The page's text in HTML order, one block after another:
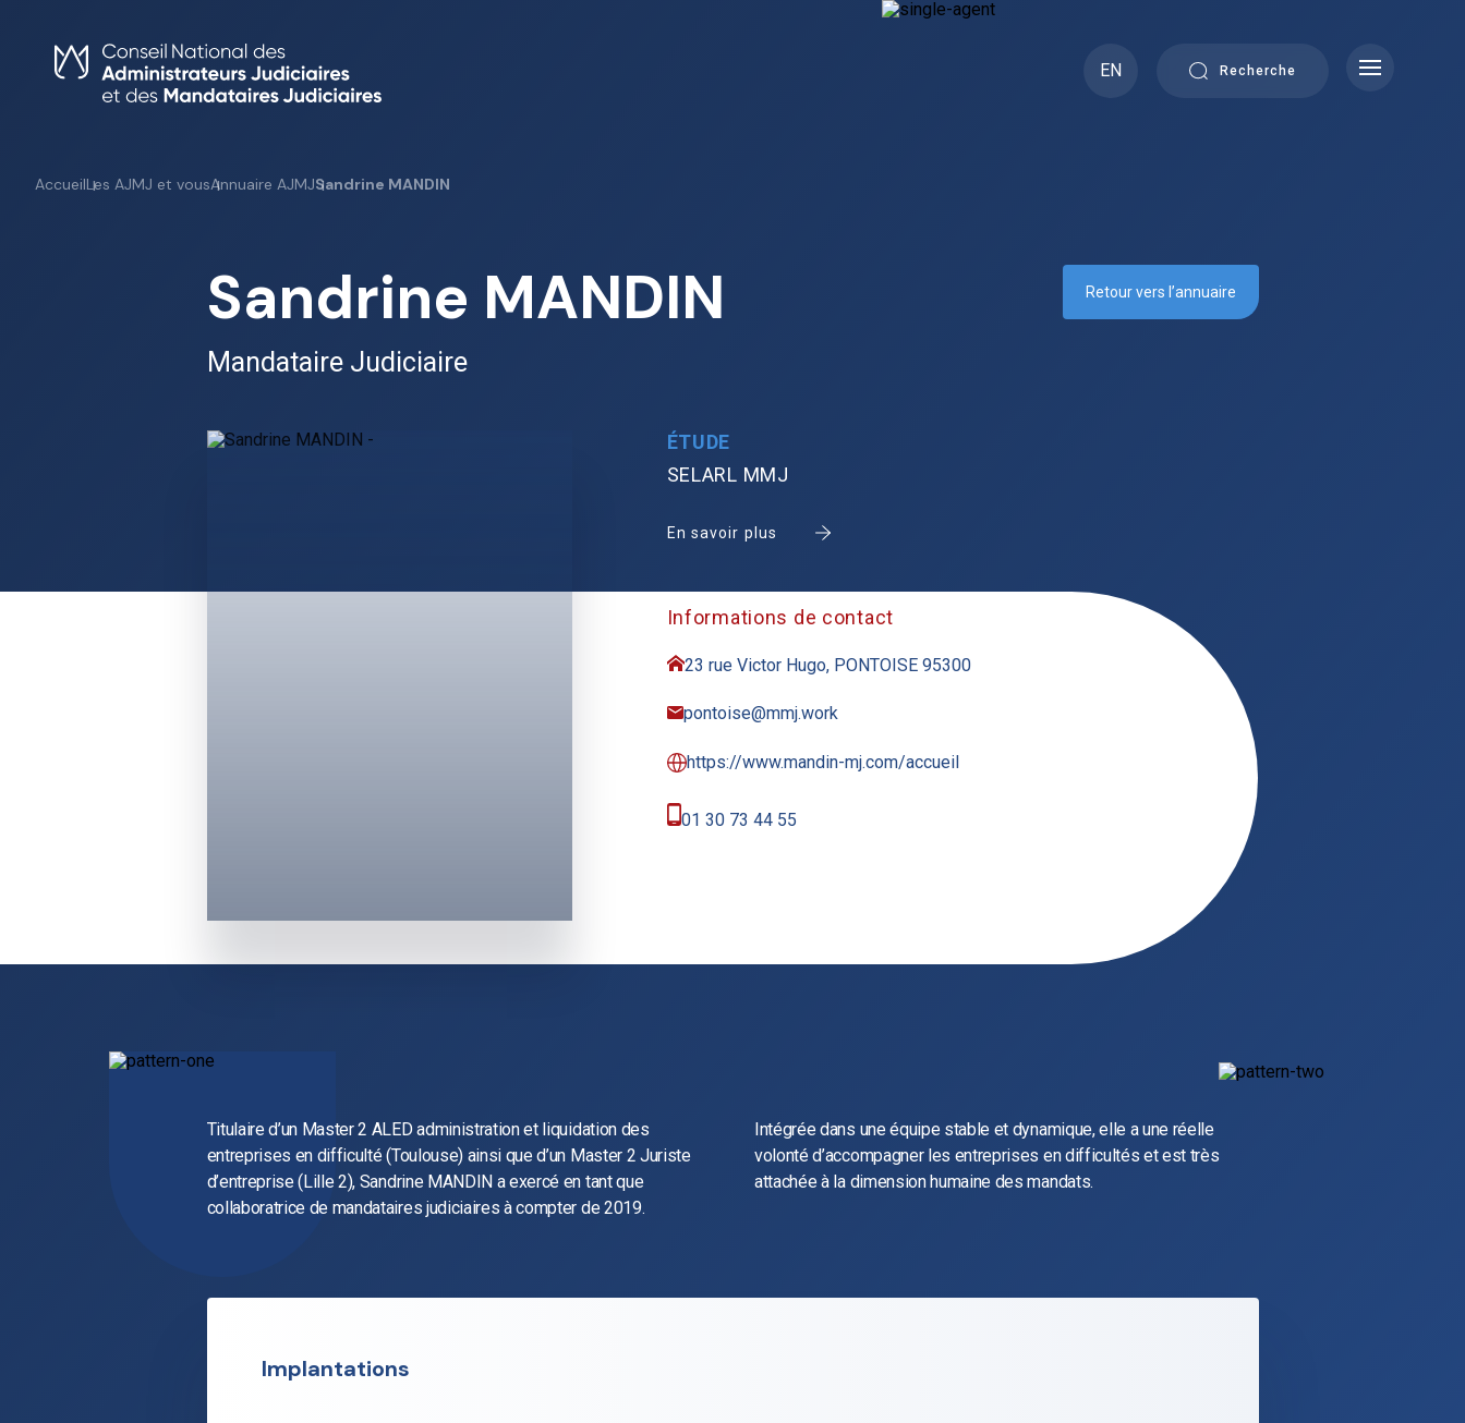
content
EN
Recherche
AccueilLes AJMJ et vousAnnuaire AJMJSandrine MANDIN
Sandrine MANDIN
Mandataire Judiciaire
Retour vers l’annuaire
ÉTUDE
SELARL MMJ
En savoir plus
Informations de contact
23 rue Victor Hugo, PONTOISE 95300
pontoise@mmj.work
https://www.mandin-mj.com/accueil
01 30 73 44 55
Titulaire d’un Master 2 ALED administration et liquidation des
entreprises en difficulté (Toulouse) ainsi que d’un Master 2 Juriste
d’entreprise (Lille 2), Sandrine MANDIN a exercé en tant que
collaboratrice de mandataires judiciaires à compter de 2019.
Intégrée dans une équipe stable et dynamique, elle a une réelle
volonté d’accompagner les entreprises en difficultés et est très
attachée à la dimension humaine des mandats.
Implantations